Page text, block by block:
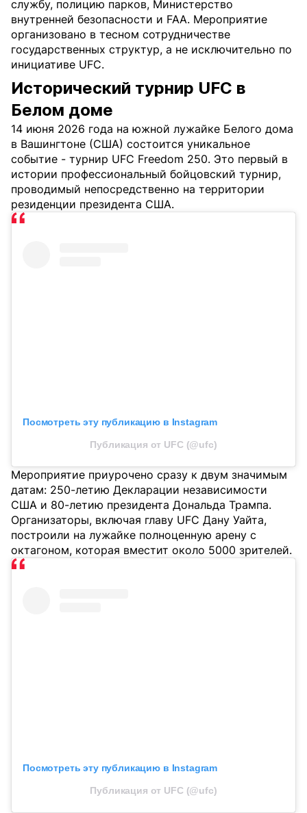
службу, полицию парков, Министерство
внутренней безопасности и FAA. Мероприятие
организовано в тесном сотрудничестве
государственных структур, а не исключительно по
инициативе UFC.
Исторический турнир UFC в
Белом доме
14 июня 2026 года на южной лужайке Белого дома
в Вашингтоне (США) состоится уникальное
событие - турнир UFC Freedom 250. Это первый в
истории профессиональный бойцовский турнир,
проводимый непосредственно на территории
резиденции президента США.
Посмотреть эту публикацию в Instagram
Публикация от UFC (@ufc)
Мероприятие приурочено сразу к двум значимым
датам: 250-летию Декларации независимости
США и 80-летию президента Дональда Трампа.
Организаторы, включая главу UFC Дану Уайта,
построили на лужайке полноценную арену с
октагоном, которая вместит около 5000 зрителей.
Посмотреть эту публикацию в Instagram
Публикация от UFC (@ufc)